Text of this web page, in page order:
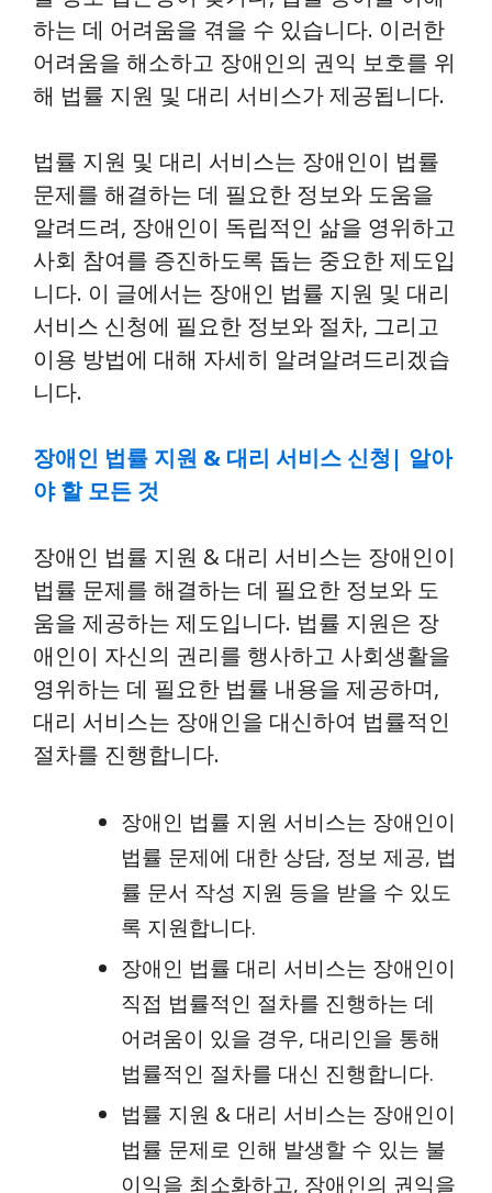
하는 데 어려움을 겪을 수 있습니다. 이러한
어려움을 해소하고 장애인의 권익 보호를 위
해 법률 지원 및 대리 서비스가 제공됩니다.
법률 지원 및 대리 서비스는 장애인이 법률
문제를 해결하는 데 필요한 정보와 도움을
알려드려, 장애인이 독립적인 삶을 영위하고
사회 참여를 증진하도록 돕는 중요한 제도입
니다. 이 글에서는 장애인 법률 지원 및 대리
서비스 신청에 필요한 정보와 절차, 그리고
이용 방법에 대해 자세히 알려알려드리겠습
니다.
장애인 법률 지원 & 대리 서비스 신청| 알아
야 할 모든 것
장애인 법률 지원 & 대리 서비스는 장애인이
법률 문제를 해결하는 데 필요한 정보와 도
움을 제공하는 제도입니다. 법률 지원은 장
애인이 자신의 권리를 행사하고 사회생활을
영위하는 데 필요한 법률 내용을 제공하며,
대리 서비스는 장애인을 대신하여 법률적인
절차를 진행합니다.
장애인 법률 지원 서비스는 장애인이
법률 문제에 대한 상담, 정보 제공, 법
률 문서 작성 지원 등을 받을 수 있도
록 지원합니다.
장애인 법률 대리 서비스는 장애인이
직접 법률적인 절차를 진행하는 데
어려움이 있을 경우, 대리인을 통해
법률적인 절차를 대신 진행합니다.
법률 지원 & 대리 서비스는 장애인이
법률 문제로 인해 발생할 수 있는 불
이익을 최소화하고, 장애인의 권익을